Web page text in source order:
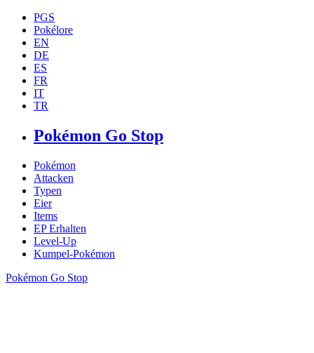
PGS
Pokélore
EN
DE
ES
FR
IT
TR
Pokémon Go Stop
Pokémon
Attacken
Typen
Eier
Items
EP Erhalten
Level-Up
Kumpel-Pokémon
Pokémon Go Stop